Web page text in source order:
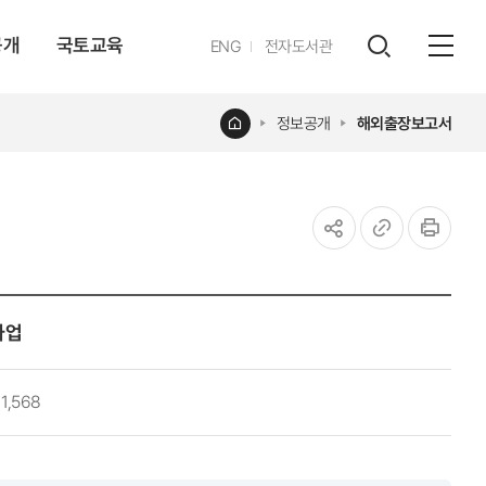
국토교육 ENG영문전자도서관
레이어
홈 정보공개 해외출장보고서
업
1,568